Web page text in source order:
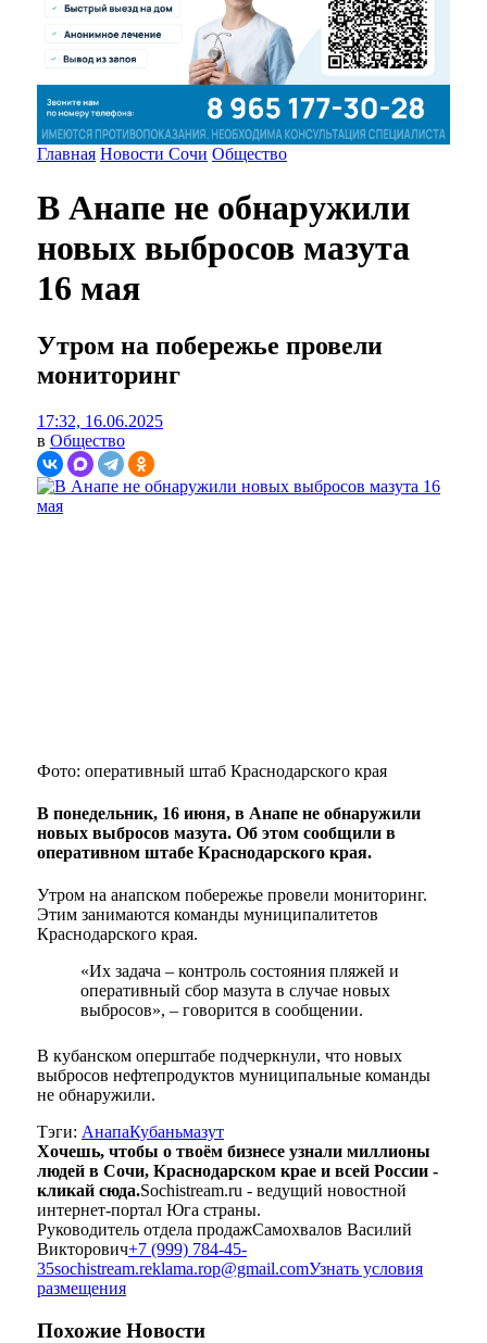
Главная Новости Сочи Общество
В Анапе не обнаружили
новых выбросов мазута
16 мая
Утром на побережье провели
мониторинг
17:32, 16.06.2025
в Общество
Фото: оперативный штаб Краснодарского края
В понедельник, 16 июня, в Анапе не обнаружили
новых выбросов мазута. Об этом сообщили в
оперативном штабе Краснодарского края.
Утром на анапском побережье провели мониторинг.
Этим занимаются команды муниципалитетов
Краснодарского края.
«Их задача – контроль состояния пляжей и
оперативный сбор мазута в случае новых
выбросов», – говорится в сообщении.
В кубанском оперштабе подчеркнули, что новых
выбросов нефтепродуктов муниципальные команды
не обнаружили.
Тэги: АнапаКубаньмазут
Хочешь, чтобы о твоём бизнесе узнали миллионы
людей в Сочи, Краснодарском крае и всей России -
кликай сюда.Sochistream.ru - ведущий новостной
интернет-портал Юга страны.
Руководитель отдела продажСамохвалов Василий
Викторович+7 (999) 784-45-
35sochistream.reklama.rop@gmail.comУзнать условия
размещения
Похожие Новости